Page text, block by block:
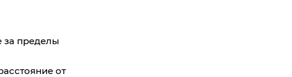
за пределы
от